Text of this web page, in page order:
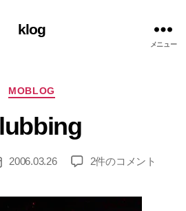
klog
メニュー
カ
ゴ
リ
MOBLOG
2006.03.26
Clubbing
2件のコメント